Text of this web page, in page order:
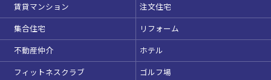
賃貸マンション
注文住宅
集合住宅
リフォーム
不動産仲介
ホテル
フィットネスクラブ
ゴルフ場